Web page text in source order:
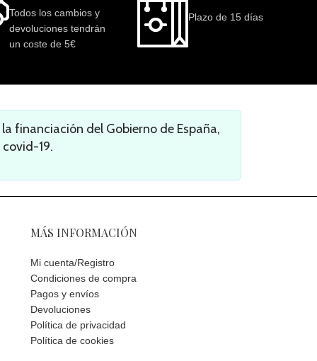
Todos los cambios y
devoluciones tendrán
un coste de 5€
Plazo de 15 días
financiación del Gobierno de España,
19.
MÁS INFORMACIÓN
Mi cuenta/Registro
Condiciones de compra
Pagos y envíos
Devoluciones
Política de privacidad
Política de cookies